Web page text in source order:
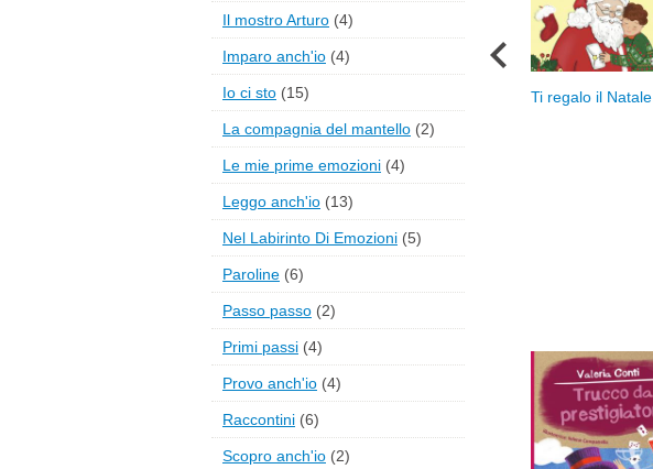
Ti regalo il Natale
Il mostro Arturo (4)
Imparo anch'io (4)
Io ci sto (15)
La compagnia del mantello (2)
Le mie prime emozioni (4)
Leggo anch'io (13)
Nel Labirinto Di Emozioni (5)
Paroline (6)
Passo passo (2)
Primi passi (4)
Provo anch'io (4)
Raccontini (6)
Scopro anch'io (2)